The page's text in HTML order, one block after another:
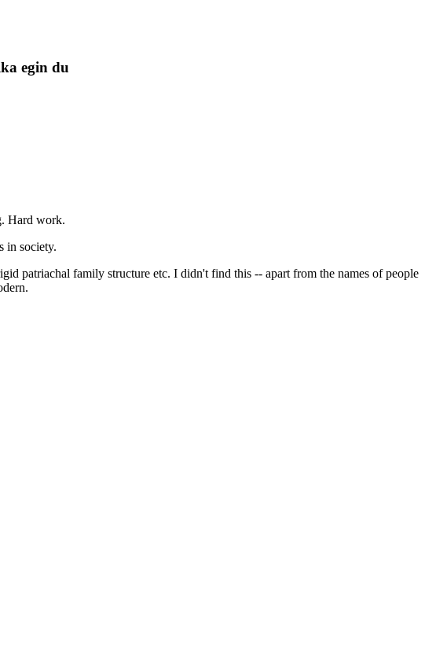
egin du
Hard work.
in society.
patriachal family structure etc. I didn't find this -- apart from the names of people